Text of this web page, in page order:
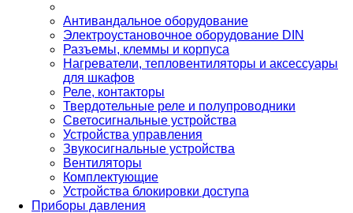
Антивандальное оборудование
Электроустановочное оборудование DIN
Разъемы, клеммы и корпуса
Нагреватели, тепловентиляторы и аксессуары
для шкафов
Реле, контакторы
Твердотельные реле и полупроводники
Светосигнальные устройства
Устройства управления
Звукосигнальные устройства
Вентиляторы
Комплектующие
Устройства блокировки доступа
Приборы давления